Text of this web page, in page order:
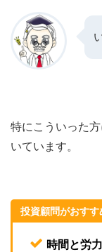
特にこういった
いています。
投資顧問がおすす
時間と労